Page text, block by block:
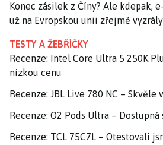
Konec zásilek z Číny? Ale kdepak,
už na Evropskou unii zřejmě vyzrály
TESTY A ŽEBŘÍČKY
Recenze: Intel Core Ultra 5 250K
nízkou cenu
Recenze: JBL Live 780 NC –
Recenze: O2 Pods Ultra – Dostupná
Recenze: TCL 75C7L – Otestovali